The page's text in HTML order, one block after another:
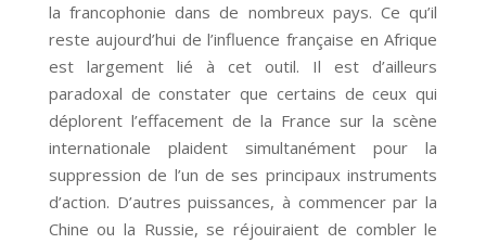
la francophonie dans de nombreux pays. Ce qu’il
reste aujourd’hui de l’influence française en Afrique
est largement lié à cet outil. Il est d’ailleurs
paradoxal de constater que certains de ceux qui
déplorent l’effacement de la France sur la scène
internationale plaident simultanément pour la
suppression de l’un de ses principaux instruments
d’action. D’autres puissances, à commencer par la
Chine ou la Russie, se réjouiraient de combler le